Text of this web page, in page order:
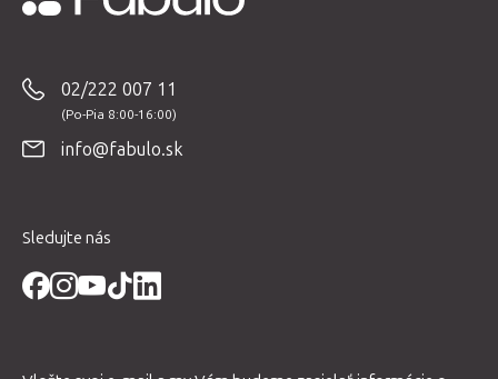
02/222 007 11
info@fabulo.sk
Sledujte nás